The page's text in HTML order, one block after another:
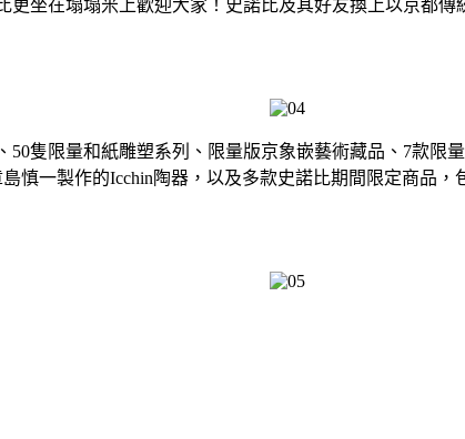
坐在塌塌米上歡迎大家！史諾比及其好友換上以京都
50隻限量和紙雕塑系列、限量版京象嵌藝術藏品、7款
慎一製作的Icchin陶器，以及多款史諾比期間限定商品